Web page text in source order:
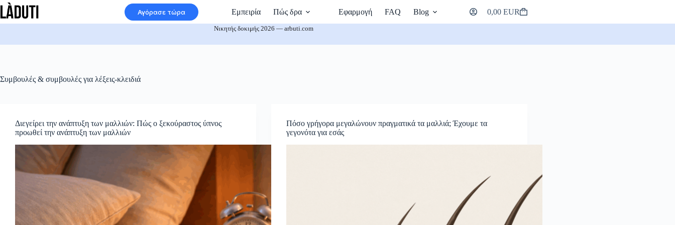
Μετάβαση
στο
περιεχόμενο
Αγόρασε τώρα Εμπειρία Πώς δρα Εφαρμογή FAQ Blog
Καλάθι
αγορών
0,00 EUR
Νικητής δοκιμής 2026 — arbuti.com
Συμβουλές & συμβουλές για λέξεις-κλειδιά
Διεγείρει την ανάπτυξη των μαλλιών: Πώς ο ξεκούραστος ύπνος
προωθεί την ανάπτυξη των μαλλιών
Πόσο γρήγορα μεγαλώνουν πραγματικά τα μαλλιά; Έχουμε τα
γεγονότα για εσάς